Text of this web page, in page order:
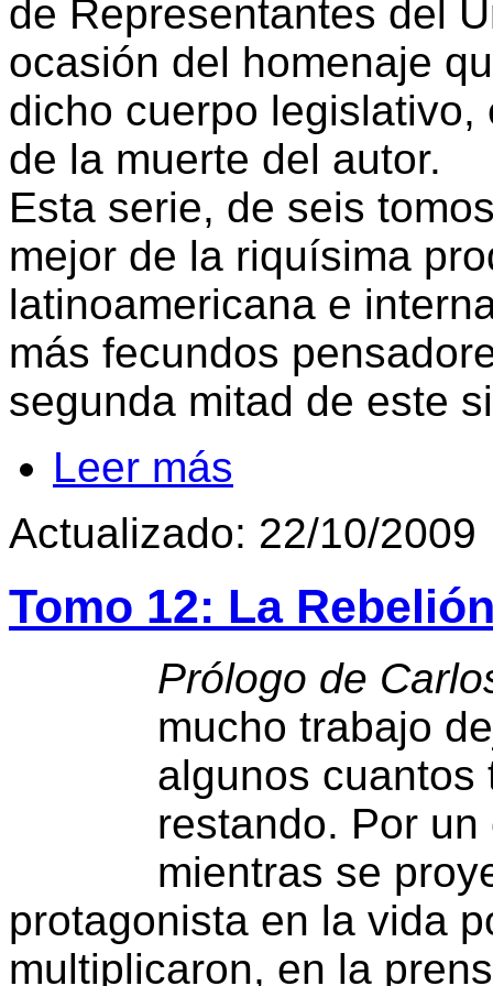
de Representantes del
ocasión del homenaje
dicho cuerpo legislativo,
de la muerte del autor.
Esta serie, de seis
mejor de la riquísima
latinoamericana e
más fecundos
segunda mitad de este
Leer más
Actualizado: 22/10/2009
Tomo 12: La
Prólogo de
mucho trabajo
algunos cuantos
restando. Por
mientras se
protagonista en la vida
multiplicaron, en la